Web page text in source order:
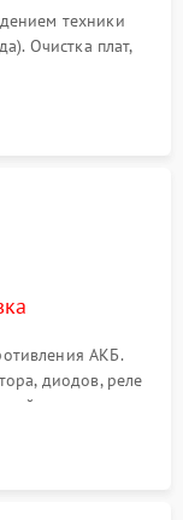
техники
Очистка плат,
и замыканий.
АКБ.
диодов, реле
поиск вздутых
плате.